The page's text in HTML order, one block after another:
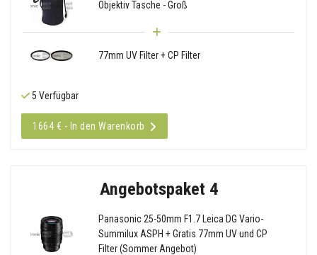
Objektiv Tasche - Groß
77mm UV Filter + CP Filter
5 Verfügbar
1664 € - In den Warenkorb
Angebotspaket 4
Panasonic 25-50mm F1.7 Leica DG Vario-
Summilux ASPH + Gratis 77mm UV und CP
Filter (Sommer Angebot)